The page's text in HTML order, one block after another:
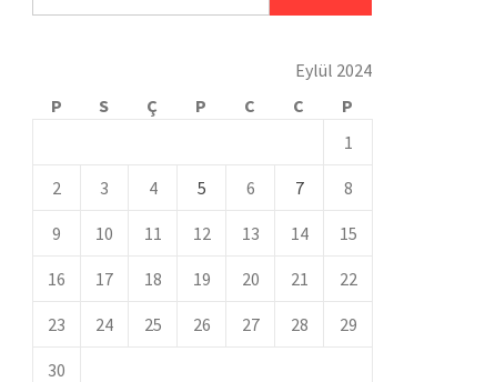
Eylül 2024
P
S Ç P C C
P
1
2 3 4 5 6 7 8
9 10 11 12 13 14 15
16 17 18 19 20 21 22
23 24 25 26 27 28 29
30